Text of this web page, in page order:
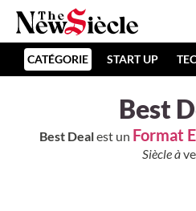
CATÉGORIE START UP
Best
Best Dealest un Format
Siècle à